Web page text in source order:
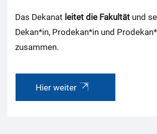
Das Dekanat leitet die Fakultät und
Dekan*in, Prodekan*in und
zusammen.
Hier weiter